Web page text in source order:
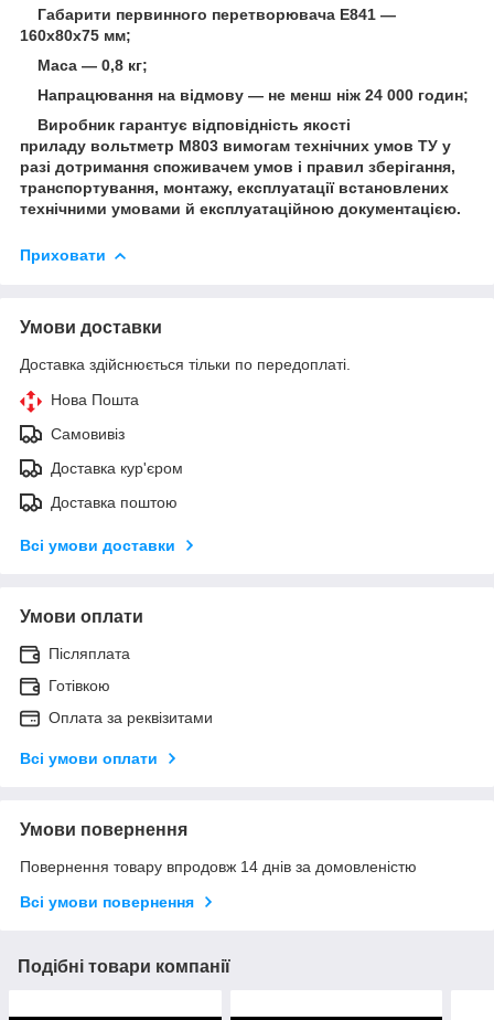
Габарити первинного перетворювача Е841 —
160х80х75 мм;
Маса — 0,8 кг;
Напрацювання на відмову — не менш ніж 24 000 годин;
Виробник гарантує відповідність якості
приладу вольтметр М803 вимогам технічних умов ТУ у
разі дотримання споживачем умов і правил зберігання,
транспортування, монтажу, експлуатації встановлених
технічними умовами й експлуатаційною документацією.
Приховати
Умови доставки
Доставка здійснюється тільки по передоплаті.
Нова Пошта
Самовивіз
Доставка кур'єром
Доставка поштою
Всі умови доставки
Умови оплати
Післяплата
Готівкою
Оплата за реквізитами
Всі умови оплати
Умови повернення
Повернення товару впродовж 14 днів за домовленістю
Всі умови повернення
Подібні товари компанії